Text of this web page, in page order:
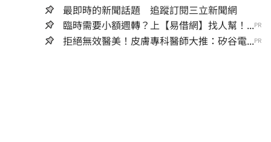
最即時的新聞話題 追蹤訂閱三立新聞網
臨時需要小額週轉？上【易借網】找人幫！...PR
拒絕無效醫美！皮膚專科醫師大推：矽谷電...PR